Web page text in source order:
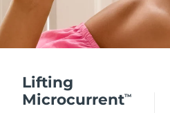
Lifting
MicrocurrentTM